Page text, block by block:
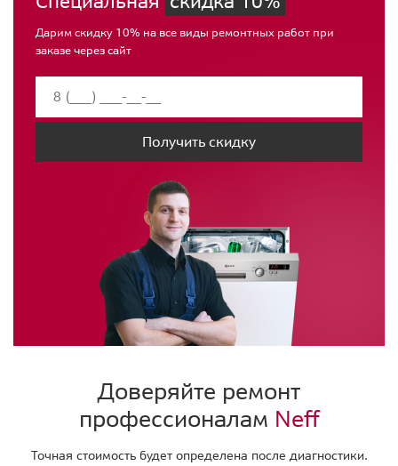
Дарим скидку 10% на все виды ремонтных работ при
заказе через сайт
Получить скидку
Доверяйте ремонт
профессионалам Neff
Точная стоимость будет определена после диагностики.